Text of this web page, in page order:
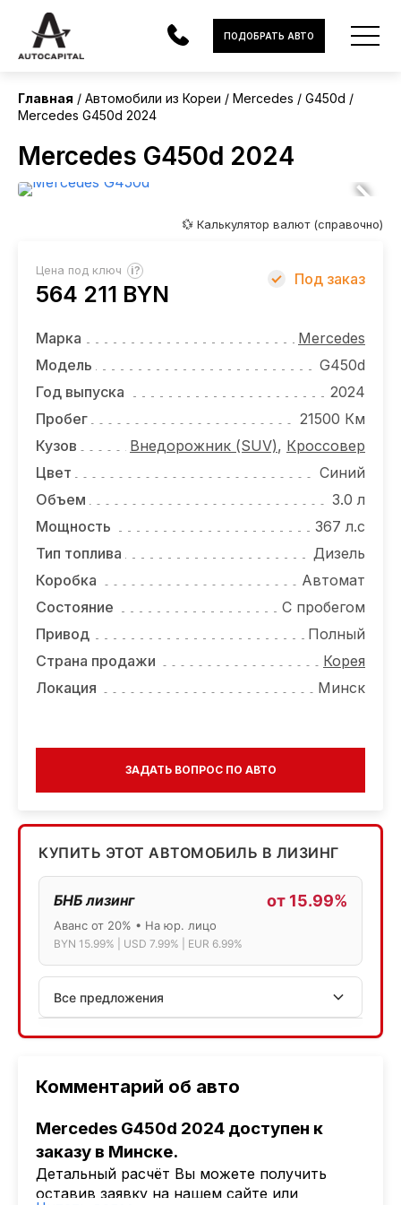
АВТОМОБИЛИ
ЭЛЕКТРОМОБИЛИ
УСЛУГИ
НОВОСТИ
ОТЗЫВЫ
ВАКАНСИИ
О КОМПАНИИ
КОНТАКТЫ
ПОДОБРАТЬ АВТО
Главная Автомобили из Кореи Mercedes
G450d
Mercedes G450d 2024
Mercedes G450d 2024
Корея
Комментарий об авто
Mercedes G450d 2024 доступен к
заказу в Минске.
Детальный расчёт Вы можете получить
оставив заявку на нашем сайте или
💱 Калькулятор валют (справочно)
Цена под ключ ?
564 211 BYN
Под заказ
Марка
Mercedes
Модель
G450d
Год выпуска
2024
Пробег
21500 Км
Кузов
Внедорожник (SUV), Кроссовер
Цвет
Синий
Объем
3.0 л
Мощность
367 л.с
Тип топлива
Дизель
Коробка
Автомат
Состояние
С пробегом
Привод
Полный
Страна продажи
Корея
Локация
Минск
ЗАДАТЬ ВОПРОС ПО АВТО
КУПИТЬ ЭТОТ АВТОМОБИЛЬ В ЛИЗИНГ
БНБ лизинг от 15.99%
Аванс от 20% • На юр. лицо
BYN 15.99% | USD 7.99% | EUR 6.99%
Все предложения
АСБ лизинг
Лизинг: BYN 17% | USD 7.99% | EUR 6.99%
Также доступен кредит "Проще простого" 18.9%
Активлизиг